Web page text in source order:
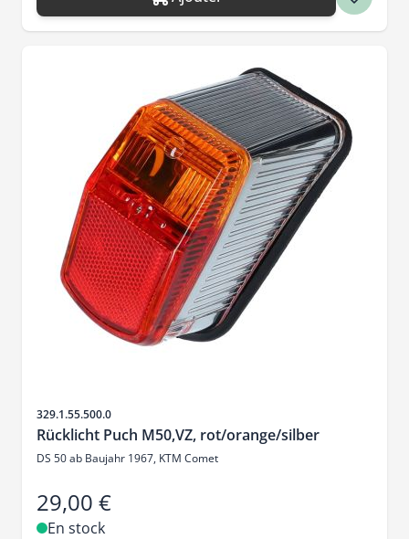
SKU
329.1.55.500.0
Rücklicht Puch M50,VZ, rot/orange/silber
DS 50 ab Baujahr 1967, KTM Comet
29,00 €
En stock